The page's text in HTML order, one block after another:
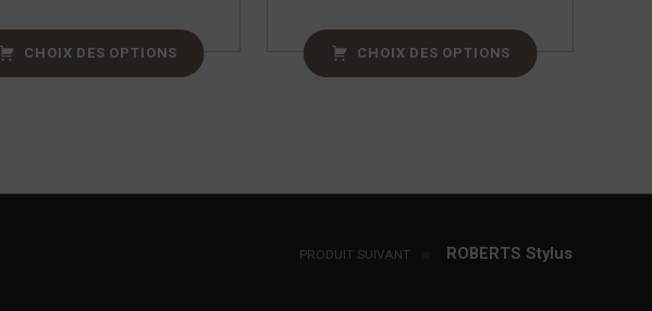
CHOIX DES OPTIONS CHOIX DES OPTIONS
PRODUIT SUIVANT ROBERTS Stylus